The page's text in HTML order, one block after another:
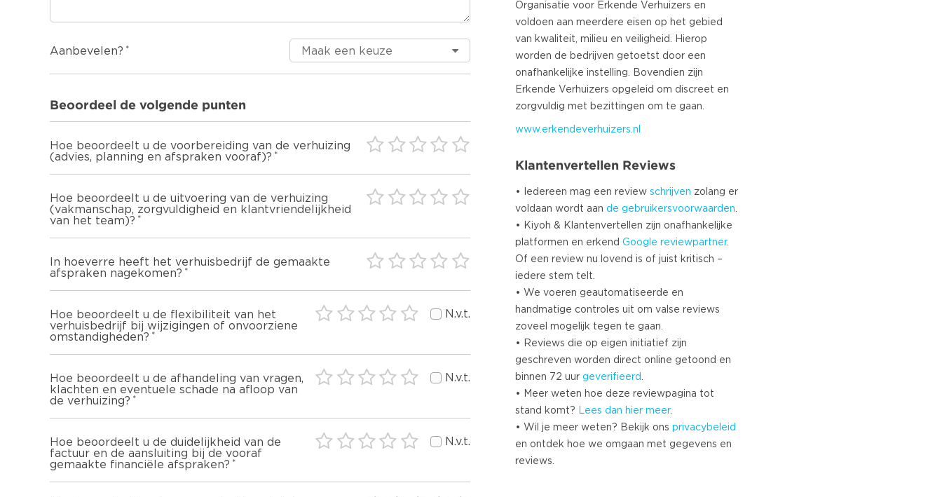
Aanbevelen?
Beoordeel de volgende punten
Hoe beoordeelt u de voorbereiding van de verhuizing
(advies, planning en afspraken vooraf)?
Hoe beoordeelt u de uitvoering van de verhuizing
(vakmanschap, zorgvuldigheid en klantvriendelijkheid
van het team)?
In hoeverre heeft het verhuisbedrijf de gemaakte
afspraken nagekomen?
Hoe beoordeelt u de flexibiliteit van het
verhuisbedrijf bij wijzigingen of onvoorziene
omstandigheden?
N.v.t.
Hoe beoordeelt u de afhandeling van vragen,
klachten en eventuele schade na afloop van
de verhuizing?
N.v.t.
Hoe beoordeelt u de duidelijkheid van de
factuur en de aansluiting bij de vooraf
gemaakte financiële afspraken?
N.v.t.
Organisatie voor Erkende Verhuizers en
voldoen aan meerdere eisen op het gebied
van kwaliteit, milieu en veiligheid. Hierop
worden de bedrijven getoetst door een
onafhankelijke instelling. Bovendien zijn
Erkende Verhuizers opgeleid om discreet en
www.erkendeverhuizers.nl
Klantenvertellen Reviews
• Iedereen mag een review schrijven zolang er
voldaan wordt aan de gebruikersvoorwaarden.
• Kiyoh & Klantenvertellen zijn onafhankelijke
platformen en erkend Google reviewpartner.
Of een review nu lovend is of juist kritisch –
iedere stem telt.
• We voeren geautomatiseerde en
handmatige controles uit om valse reviews
zoveel mogelijk tegen te gaan.
• Reviews die op eigen initiatief zijn
geschreven worden direct online getoond en
binnen 72 uur geverifieerd.
• Meer weten hoe deze reviewpagina tot
stand komt? Lees dan hier meer.
• Wil je meer weten? Bekijk ons privacybeleid
en ontdek hoe we omgaan met gegevens en
reviews.